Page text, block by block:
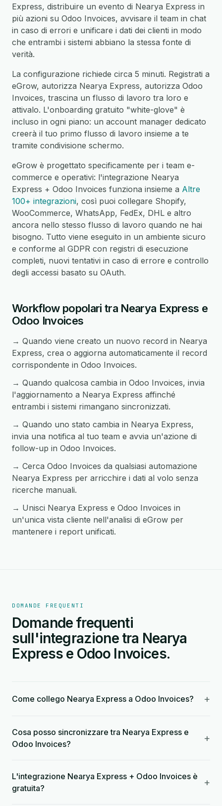
Express, distribuire un evento di Nearya Express in
più azioni su Odoo Invoices, avvisare il team in chat
in caso di errori e unificare i dati dei clienti in modo
che entrambi i sistemi abbiano la stessa fonte di
verità.
La configurazione richiede circa 5 minuti. Registrati a
eGrow, autorizza Nearya Express, autorizza Odoo
Invoices, trascina un flusso di lavoro tra loro e
attivalo. L'onboarding gratuito "white-glove" è
incluso in ogni piano: un account manager dedicato
creerà il tuo primo flusso di lavoro insieme a te
tramite condivisione schermo.
eGrow è progettato specificamente per i team e-
commerce e operativi: l'integrazione Nearya
Express + Odoo Invoices funziona insieme a Altre
100+ integrazioni, così puoi collegare Shopify,
WooCommerce, WhatsApp, FedEx, DHL e altro
ancora nello stesso flusso di lavoro quando ne hai
bisogno. Tutto viene eseguito in un ambiente sicuro
e conforme al GDPR con registri di esecuzione
completi, nuovi tentativi in caso di errore e controllo
degli accessi basato su OAuth.
Workflow popolari tra Nearya Express e
Odoo Invoices
→ Quando viene creato un nuovo record in Nearya
Express, crea o aggiorna automaticamente il record
corrispondente in Odoo Invoices.
→ Quando qualcosa cambia in Odoo Invoices, invia
l'aggiornamento a Nearya Express affinché
entrambi i sistemi rimangano sincronizzati.
→ Quando uno stato cambia in Nearya Express,
invia una notifica al tuo team e avvia un'azione di
follow-up in Odoo Invoices.
→ Cerca Odoo Invoices da qualsiasi automazione
Nearya Express per arricchire i dati al volo senza
ricerche manuali.
→ Unisci Nearya Express e Odoo Invoices in
un'unica vista cliente nell'analisi di eGrow per
mantenere i report unificati.
DOMANDE FREQUENTI
Domande frequenti
sull'integrazione tra Nearya
Express e Odoo Invoices.
Come collego Nearya Express a Odoo Invoices? +
Cosa posso sincronizzare tra Nearya Express e
Odoo Invoices?
+
L'integrazione Nearya Express + Odoo Invoices è
gratuita?
+